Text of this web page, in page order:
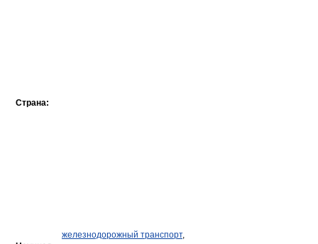
Страна:
железнодорожный транспорт,